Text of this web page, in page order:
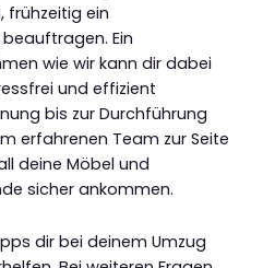
frühzeitig ein
Ein
wie wir kann dir dabei
und effizient
bis zur Durchführung
erfahrenen Team zur Seite
deine Möbel und
sicher ankommen.
dir bei deinem Umzug